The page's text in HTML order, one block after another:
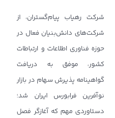
شرکت رهیاب پیام‌گستران، از
شرکت‌های دانش‌بنیان فعال در
حوزه فناوری اطلاعات و ارتباطات
کشور، موفق به دریافت
گواهینامه پذیرش سهام در بازار
نوآفرین فرابورس ایران شد؛
دستاوردی مهم که آغازگر فصل